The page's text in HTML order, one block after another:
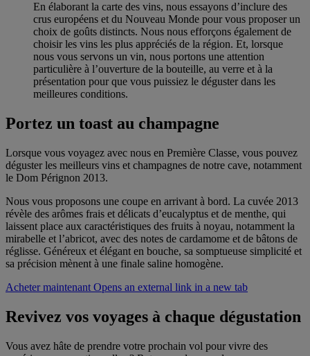
En élaborant la carte des vins, nous essayons d’inclure des
crus européens et du Nouveau Monde pour vous proposer un
choix de goûts distincts. Nous nous efforçons également de
choisir les vins les plus appréciés de la région. Et, lorsque
nous vous servons un vin, nous portons une attention
particulière à l’ouverture de la bouteille, au verre et à la
présentation pour que vous puissiez le déguster dans les
meilleures conditions.
Portez un toast au champagne
Lorsque vous voyagez avec nous en Première Classe, vous pouvez
déguster les meilleurs vins et champagnes de notre cave, notamment
le Dom Pérignon 2013.
Nous vous proposons une coupe en arrivant à bord. La cuvée 2013
révèle des arômes frais et délicats d’eucalyptus et de menthe, qui
laissent place aux caractéristiques des fruits à noyau, notamment la
mirabelle et l’abricot, avec des notes de cardamome et de bâtons de
réglisse. Généreux et élégant en bouche, sa somptueuse simplicité et
sa précision mènent à une finale saline homogène.
Acheter maintenant Opens an external link in a new tab
Revivez vos voyages à chaque dégustation
Vous avez hâte de prendre votre prochain vol pour vivre des